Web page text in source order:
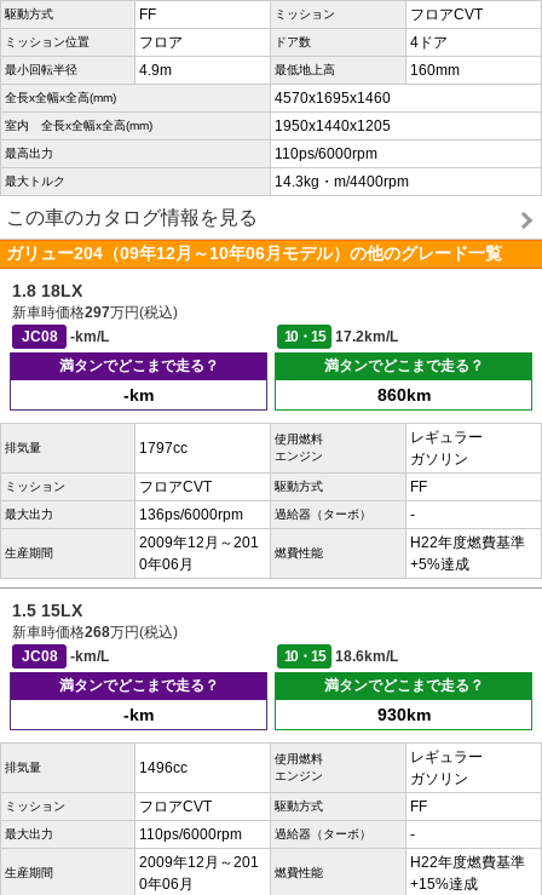
駆動方式 FF ミッション フロアCVT
ミッション位置 フロア ドア数 4ドア
最小回転半径 4.9m 最低地上高 160mm
全長x全幅x全高(mm) 4570x1695x1460
室内 全長x全幅x全高(mm) 1950x1440x1205
最高出力 110ps/6000rpm
最大トルク 14.3kg・m/4400rpm
この車のカタログ情報を見る
ガリュー204（09年12月～10年06月モデル）の他のグレード一覧
1.8 18LX
新車時価格297万円(税込)
JC08
-km/L 10・15
17.2km/L
満タンでどこまで走る？
-km
満タンでどこまで走る？
860km
排気量 1797cc
使用燃料
エンジン
レギュラー
ガソリン
ミッション フロアCVT 駆動方式 FF
最大出力 136ps/6000rpm 過給器（ターボ） -
生産期間
2009年12月～201
0年06月
燃費性能
H22年度燃費基準
+5%達成
1.5 15LX
新車時価格268万円(税込)
JC08
-km/L 10・15
18.6km/L
満タンでどこまで走る？
-km
満タンでどこまで走る？
930km
排気量 1496cc
使用燃料
エンジン
レギュラー
ガソリン
ミッション フロアCVT 駆動方式 FF
最大出力 110ps/6000rpm 過給器（ターボ） -
生産期間
2009年12月～201
0年06月
燃費性能
H22年度燃費基準
+15%達成